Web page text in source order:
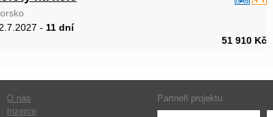
- 11 dní
51 910 Kč
O nás
Inzerce
Partneři projektu